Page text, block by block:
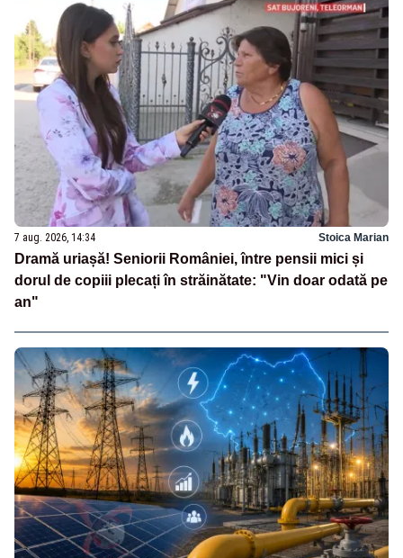
7 aug. 2026, 14:34 Stoica Marian
Dramă uriașă! Seniorii României, între pensii mici și
dorul de copiii plecați în străinătate: "Vin doar odată pe
an"